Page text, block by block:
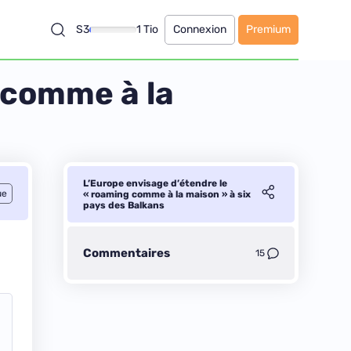
S3 1 Tio Connexion Premium
à la
L’Europe envisage d’étendre le
« roaming comme à la maison » à six
pays des Balkans
Commentaires 15